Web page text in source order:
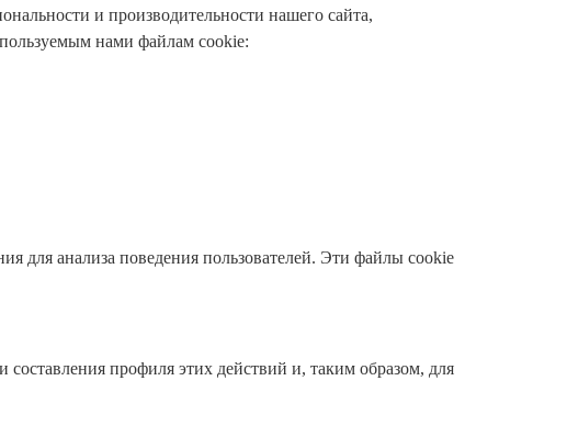
и производительности нашего сайта,
нами файлам cookie:
для анализа поведения пользователей. Эти файлы cookie
профиля этих действий и, таким образом, для